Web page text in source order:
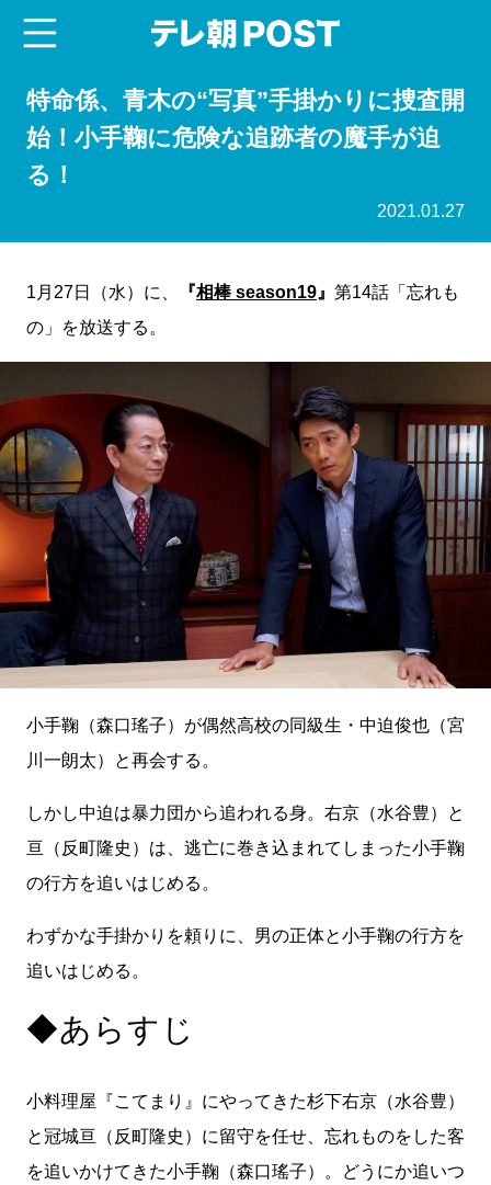
特命係、青木の“写真”手掛かりに捜査開
始！小手鞠に危険な追跡者の魔手が迫
る！
2021.01.27
1月27日（水）に、 『相棒 season19』 第14話「忘れも
の」を放送する。
小手鞠（森口瑤子）が偶然高校の同級生・中迫俊也（宮
川一朗太）と再会する。
しかし中迫は暴力団から追われる身。右京（水谷豊）と
亘（反町隆史）は、逃亡に巻き込まれてしまった小手鞠
の行方を追いはじめる。
わずかな手掛かりを頼りに、男の正体と小手鞠の行方を
追いはじめる。
◆あらすじ
小料理屋『こてまり』にやってきた杉下右京（水谷豊）
と冠城亘（反町隆史）に留守を任せ、忘れものをした客
を追いかけてきた小手鞠（森口瑤子）。どうにか追いつ